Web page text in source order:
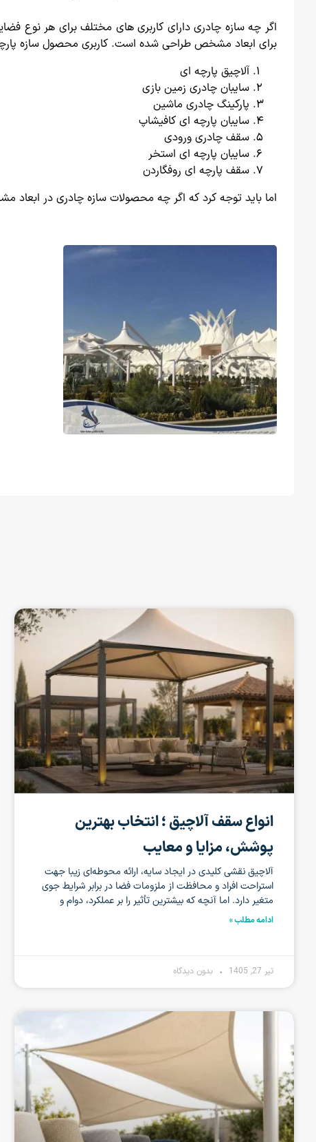
اگر چه سازه چادری دارای کاربری های مختلف برای هر نوع
برای ابعاد مشخص طراحی شده است. کاربری محصول سازه
آلاچیق پارچه ای
سایبان چادری زمین بازی
پارکینگ چادری ماشین
سایبان پارچه ای کافیشاپ
سقف چادری ورودی
سایبان پارچه ای استخر
سقف پارچه ای روفگاردن
اما باید توجه کرد که اگر چه محصولات سازه چادری در ابعاد
انواع سقف آلاچیق ؛ انتخاب بهترین
پوشش، مزایا و معایب
آلاچیق‌ نقشی کلیدی در ایجاد سایه، ارائه محوطه‌ای زیبا جهت
استراحت افراد و محافظت از ملزومات فضا در برابر شرایط جوی
متغیر دارد. اما آنچه که بیشترین تأثیر را بر عملکرد، دوام و
ادامه مطلب »
تیر 27, 1405 بدون دیدگاه